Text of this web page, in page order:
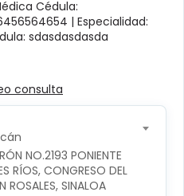
Cédula:
| Especialidad:
sdasdasdasda
consulta
NO.2193 PONIENTE
RÍOS, CONGRESO DEL
SINALOA